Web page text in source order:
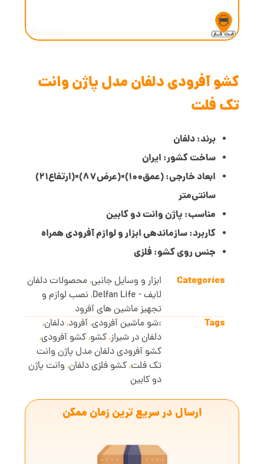
کشو آفرودی دلفان مدل پاژن وانت
تک فلت
برند: دلفان
ساخت کشور: ایران
ابعاد خارجی: (عمق100)×(عرض87)×(ارتفاع21)
سانتی‌متر
مناسب: پاژن وانت دو کابین
کاربرد: سازماندهی ابزار و لوازم آفرودی همراه
جنس روی کشو: فلزی
Categories
ابزار و وسایل جانبی,محصولات دلفان
لایف - Delfan Life
, نصب لوازم و
تجهیز ماشین های آفرود
Tags :شو ماشین آفرودی,آفرود,دلفان,
دلفان در شیراز,کشو,کشو آفرودی,
کشو آفرودی دلفان مدل پاژن وانت
تک فلت,کشو فلزی دلفان, وانت پاژن
دو کابین
ارسال در سریع ترین زمان ممکن